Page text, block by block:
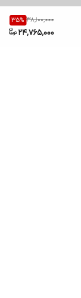
38,100,000
35%
24,765,000